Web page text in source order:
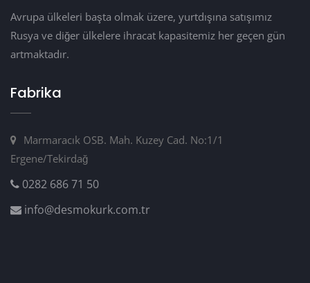
Avrupa ülkeleri başta olmak üzere, yurtdışına satışımız
Rusya ve diğer ülkelere ihracat kapasitemiz her geçen gün
artmaktadır.
Fabrika
Marmaracık OSB. Mah. Kuzey Cad. No:1/1
Ergene/Tekirdağ
0282 686 71 50
info@desmokurk.com.tr